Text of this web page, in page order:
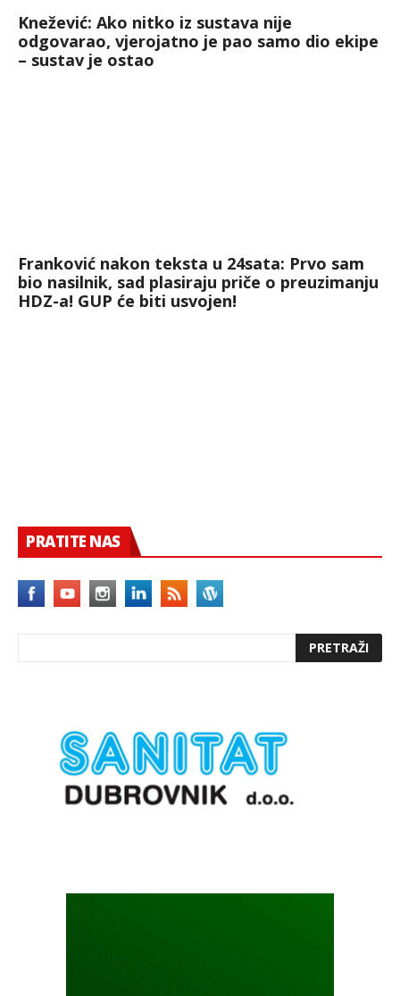
Knežević: Ako nitko iz sustava nije
odgovarao, vjerojatno je pao samo dio ekipe
– sustav je ostao
Franković nakon teksta u 24sata: Prvo sam
bio nasilnik, sad plasiraju priče o preuzimanju
HDZ-a! GUP će biti usvojen!
PRATITE NAS